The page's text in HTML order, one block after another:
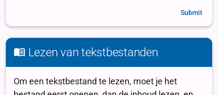
Submit
Lezen van tekstbestanden